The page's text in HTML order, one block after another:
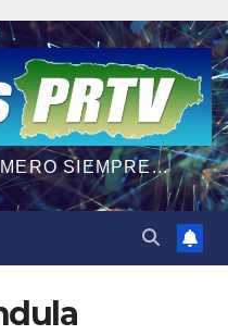
SIEMPRE...